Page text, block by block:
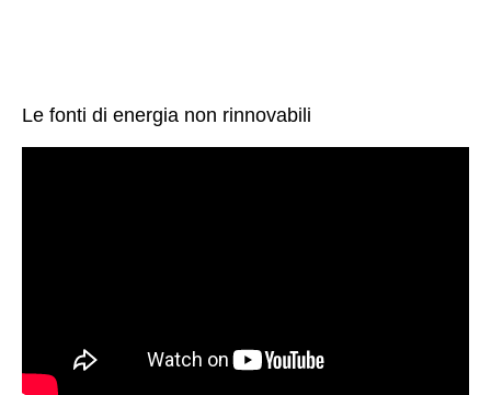
Le fonti di energia non rinnovabili